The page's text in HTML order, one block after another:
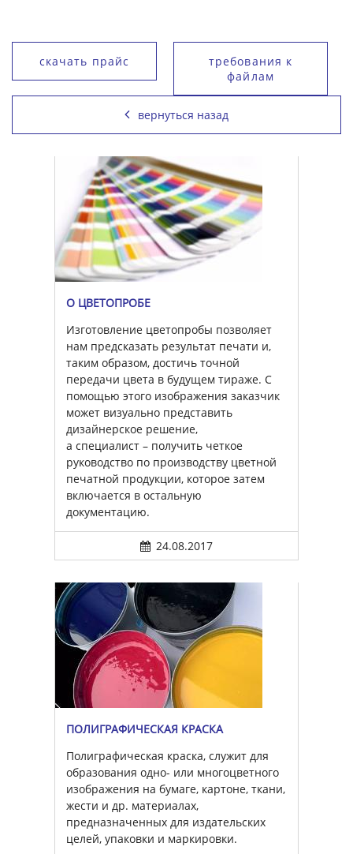
скачать прайс
требования к
файлам
вернуться назад
О ЦВЕТОПРОБЕ
Изготовление цветопробы позволяет
нам предсказать результат печати и,
таким образом, достичь точной
передачи цвета в будущем тираже. С
помощью этого изображения заказчик
может визуально представить
дизайнерское решение,
а специалист – получить четкое
руководство по производству цветной
печатной продукции, которое затем
включается в остальную
документацию.
24.08.2017
ПОЛИГРАФИЧЕСКАЯ КРАСКА
Полиграфическая краска, служит для
образования одно- или многоцветного
изображения на бумаге, картоне, ткани,
жести и др. материалах,
предназначенных для издательских
целей, упаковки и маркировки.